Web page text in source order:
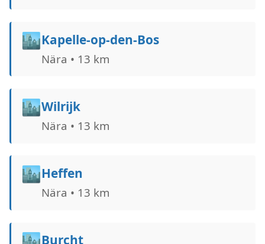
🏙️Kapelle-op-den-Bos
Nära • 13 km
🏙️Wilrijk
Nära • 13 km
🏙️Heffen
Nära • 13 km
Burcht